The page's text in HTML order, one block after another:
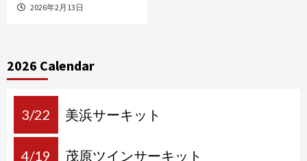
2026年2月13日
2026 Calendar
3/22 美浜サーキット
4/19 茂原ツインサーキット